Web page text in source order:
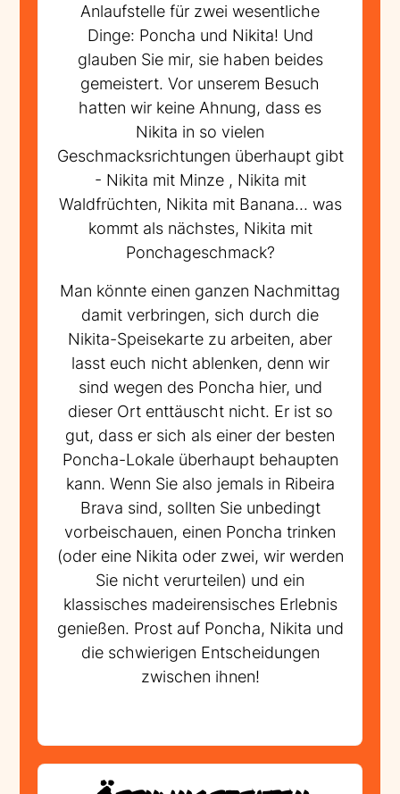
Anlaufstelle für zwei wesentliche
Dinge: Poncha und Nikita! Und
glauben Sie mir, sie haben beides
gemeistert. Vor unserem Besuch
hatten wir keine Ahnung, dass es
Nikita in so vielen
Geschmacksrichtungen überhaupt gibt
- Nikita mit Minze , Nikita mit
Waldfrüchten, Nikita mit Banana... was
kommt als nächstes, Nikita mit
Ponchageschmack?
Man könnte einen ganzen Nachmittag
damit verbringen, sich durch die
Nikita-Speisekarte zu arbeiten, aber
lasst euch nicht ablenken, denn wir
sind wegen des Poncha hier, und
dieser Ort enttäuscht nicht. Er ist so
gut, dass er sich als einer der besten
Poncha-Lokale überhaupt behaupten
kann. Wenn Sie also jemals in Ribeira
Brava sind, sollten Sie unbedingt
vorbeischauen, einen Poncha trinken
(oder eine Nikita oder zwei, wir werden
Sie nicht verurteilen) und ein
klassisches madeirensisches Erlebnis
genießen. Prost auf Poncha, Nikita und
die schwierigen Entscheidungen
zwischen ihnen!